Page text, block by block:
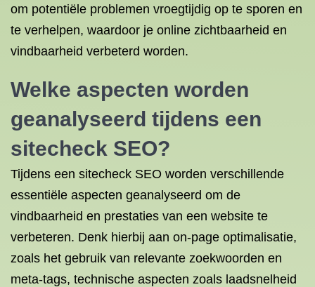
om potentiële problemen vroegtijdig op te sporen en
te verhelpen, waardoor je online zichtbaarheid en
vindbaarheid verbeterd worden.
Welke aspecten worden
geanalyseerd tijdens een
sitecheck SEO?
Tijdens een sitecheck SEO worden verschillende
essentiële aspecten geanalyseerd om de
vindbaarheid en prestaties van een website te
verbeteren. Denk hierbij aan on-page optimalisatie,
zoals het gebruik van relevante zoekwoorden en
meta-tags, technische aspecten zoals laadsnelheid